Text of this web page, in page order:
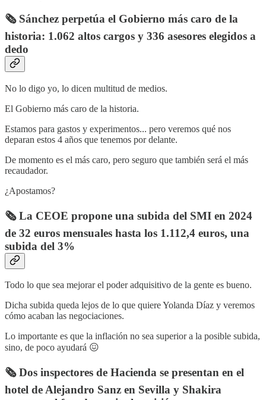
🗞️ Sánchez perpetúa el Gobierno más caro de la
historia: 1.062 altos cargos y 336 asesores elegidos a
dedo
No lo digo yo, lo dicen multitud de medios.
El Gobierno más caro de la historia.
Estamos para gastos y experimentos... pero veremos qué nos
deparan estos 4 años que tenemos por delante.
De momento es el más caro, pero seguro que también será el más
recaudador.
¿Apostamos?
🗞️ La CEOE propone una subida del SMI en 2024
de 32 euros mensuales hasta los 1.112,4 euros, una
subida del 3%
Todo lo que sea mejorar el poder adquisitivo de la gente es bueno.
Dicha subida queda lejos de lo que quiere Yolanda Díaz y veremos
cómo acaban las negociaciones.
Lo importante es que la inflación no sea superior a la posible subida,
sino, de poco ayudará 😖
🗞️ Dos inspectores de Hacienda se presentan en el
hotel de Alejandro Sanz en Sevilla y Shakira